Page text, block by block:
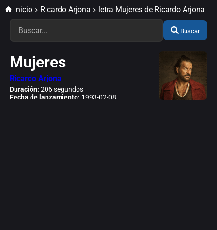
Inicio Ricardo Arjona letra Mujeres de Ricardo Arjona
Buscar
Mujeres
Ricardo Arjona
Duración: 206 segundos
Fecha de lanzamiento: 1993-02-08